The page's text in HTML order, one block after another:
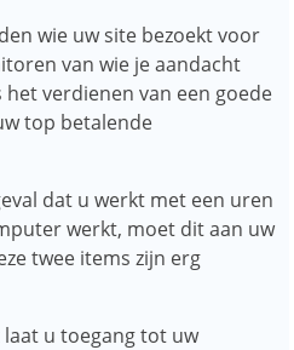
wie uw site bezoekt voor
van wie je aandacht
verdienen van een goede
top betalende
dat u werkt met een uren
werkt, moet dit aan uw
twee items zijn erg
u toegang tot uw